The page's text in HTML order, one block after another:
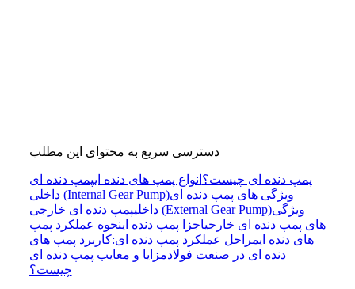
دسترسی سریع به محتوای این مطلب
پمپ دنده ای چیست؟ انواع پمپ های دنده ایپمپ دنده ای
داخلی (Internal Gear Pump)ویژگی های پمپ دنده ای
داخلیپمپ دنده ای خارجی (External Gear Pump)ویژگی
های پمپ دنده ای خارجیاجزا پمپ دنده اینحوه عملکرد پمپ
های دنده ایمراحل عملکرد پمپ دنده ای:کاربرد پمپ های
دنده ای در صنعت فولادمزایا و معایب پمپ دنده ای
چیست؟